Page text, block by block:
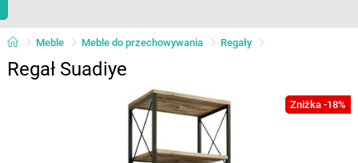
Meble Meble do przechowywania Regały
Regał Suadiye
Zniżka -18%